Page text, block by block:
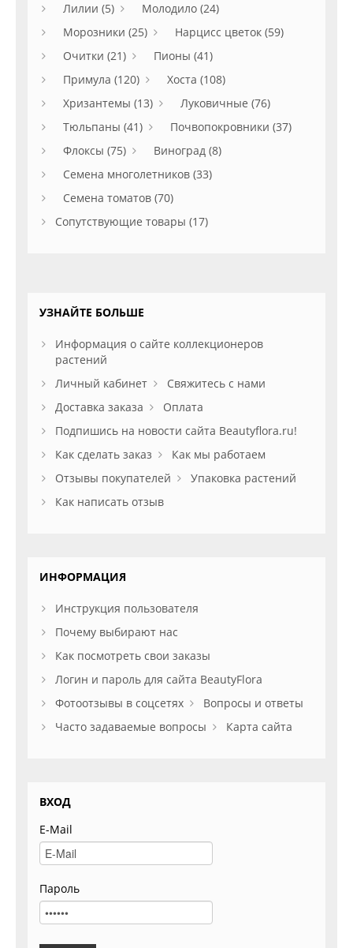
Лилии (5)
Молодило (24)
Морозники (25)
Нарцисс цветок (59)
Очитки (21)
Пионы (41)
Примула (120)
Хоста (108)
Хризантемы (13)
Луковичные (76)
Тюльпаны (41)
Почвопокровники (37)
Флоксы (75)
Виноград (8)
Семена многолетников (33)
Семена томатов (70)
Сопутствующие товары (17)
УЗНАЙТЕ БОЛЬШЕ
Информация о сайте коллекционеров
растений
Личный кабинет
Свяжитесь с нами
Доставка заказа
Оплата
Подпишись на новости сайта Beautyflora.ru!
Как сделать заказ
Как мы работаем
Отзывы покупателей
Упаковка растений
Как написать отзыв
ИНФОРМАЦИЯ
Инструкция пользователя
Почему выбирают нас
Как посмотреть свои заказы
Логин и пароль для сайта BeautyFlora
Фотоотзывы в соцсетях
Вопросы и ответы
Часто задаваемые вопросы
Карта сайта
ВХОД
E-Mail
Пароль